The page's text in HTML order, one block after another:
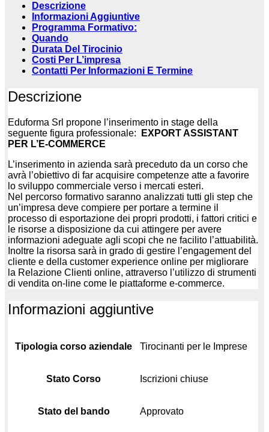
Descrizione
Informazioni Aggiuntive
Programma Formativo:
Quando
Durata Del Tirocinio
Costi Per L’impresa
Contatti Per Informazioni E Termine
Descrizione
Eduforma Srl propone l’inserimento in stage della
seguente figura professionale:
EXPORT ASSISTANT
PER L’E-COMMERCE
L’inserimento in azienda sarà preceduto da un corso che
avrà l’obiettivo di far acquisire competenze atte a favorire
lo sviluppo commerciale verso i mercati esteri.
Nel percorso formativo saranno analizzati tutti gli step che
un’impresa deve compiere per portare a termine il
processo di esportazione dei propri prodotti, i fattori critici e
le risorse a disposizione da cui attingere per avere
informazioni adeguate agli scopi che ne facilito l’attuabilità.
Inoltre la risorsa sarà in grado di gestire l’engagement del
cliente e della customer experience online per migliorare
la Relazione Clienti online, attraverso l’utilizzo di strumenti
di vendita on-line come le piattaforme e-commerce.
Informazioni aggiuntive
Tipologia corso aziendale Tirocinanti per le Imprese
Stato Corso Iscrizioni chiuse
Stato del bando Approvato